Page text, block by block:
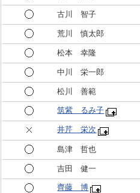
古川 智子
荒川 慎太郎
松本 幸隆
中川 栄一郎
松川 善範
筑紫 るみ子
井芹 栄次
島津 哲也
吉田 健一
齊藤 博